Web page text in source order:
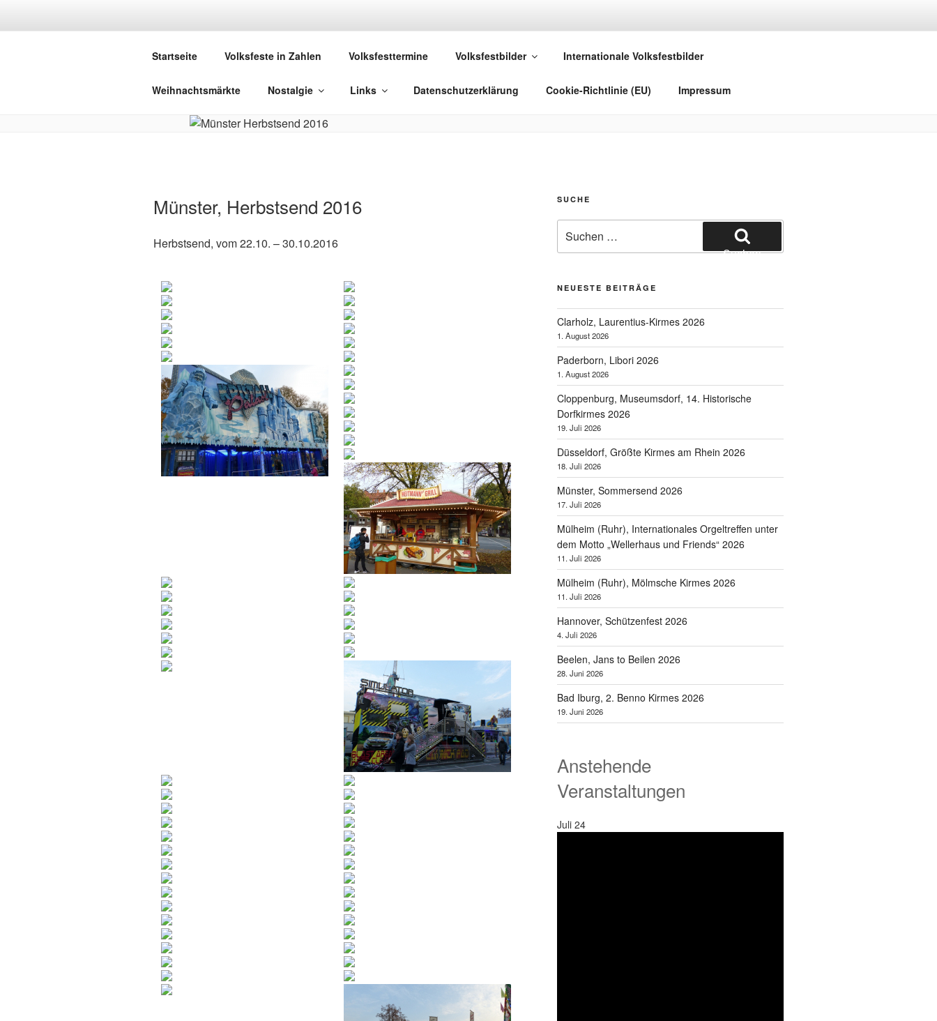
DEUTSCHE VOLKSFESTE
Startseite Volksfeste in Zahlen Volksfesttermine Volksfestbilder Internationale Volksfestbilder
Weihnachtsmärkte Nostalgie Links Datenschutzerklärung Cookie-Richtlinie (EU) Impressum
Münster, Herbstsend 2016
Herbstsend, vom 22.10. – 30.10.2016
SUCHE
nach:
Suchen
NEUESTE BEITRÄGE
Clarholz, Laurentius-Kirmes 2026
1. August 2026
Paderborn, Libori 2026
1. August 2026
Cloppenburg, Museumsdorf, 14. Historische
Dorfkirmes 2026
19. Juli 2026
Düsseldorf, Größte Kirmes am Rhein 2026
18. Juli 2026
Münster, Sommersend 2026
17. Juli 2026
Mülheim (Ruhr), Internationales Orgeltreffen unter
dem Motto „Wellerhaus und Friends“ 2026
11. Juli 2026
Mülheim (Ruhr), Mölmsche Kirmes 2026
11. Juli 2026
Hannover, Schützenfest 2026
4. Juli 2026
Beelen, Jans to Beilen 2026
28. Juni 2026
Bad Iburg, 2. Benno Kirmes 2026
19. Juni 2026
Anstehende
Veranstaltungen
Juli 24